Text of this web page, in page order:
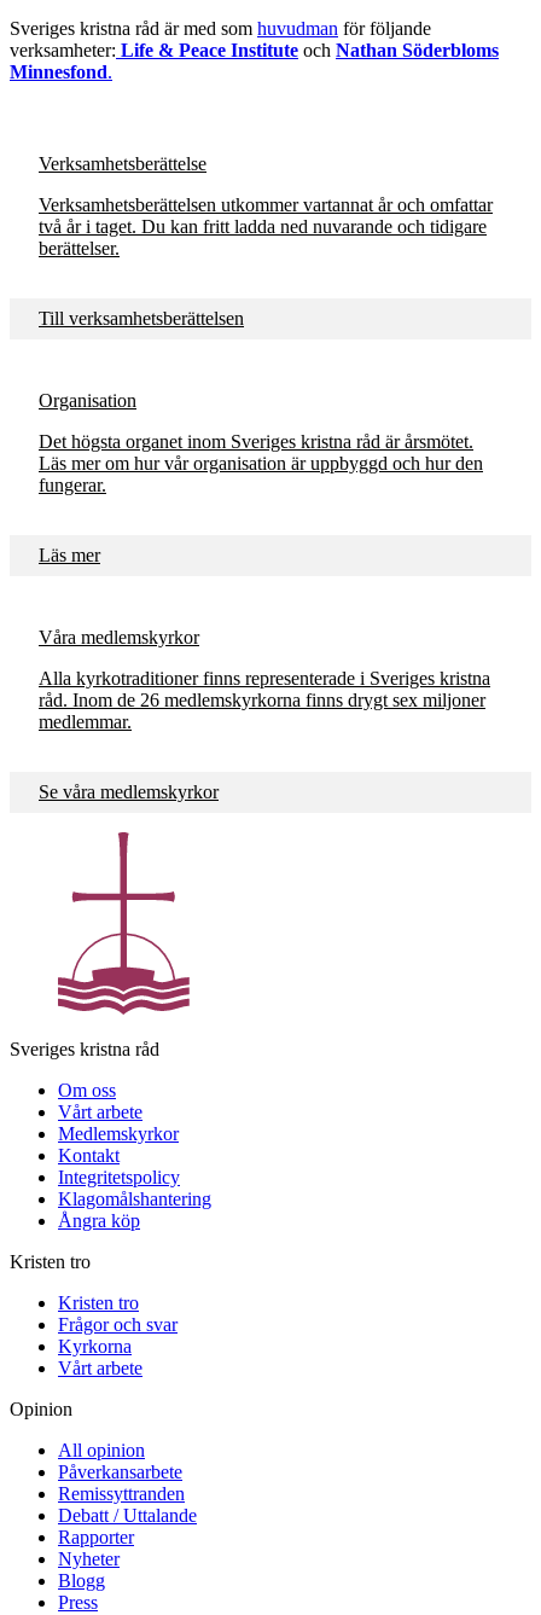
Sveriges kristna råd är med som huvudman för följande
verksamheter: Life & Peace Institute och Nathan Söderbloms
Minnesfond.
Verksamhetsberättelse
Verksamhetsberättelsen utkommer vartannat år och omfattar
två år i taget. Du kan fritt ladda ned nuvarande och tidigare
berättelser.
Till verksamhetsberättelsen
Organisation
Det högsta organet inom Sveriges kristna råd är årsmötet.
Läs mer om hur vår organisation är uppbyggd och hur den
fungerar.
Läs mer
Våra medlemskyrkor
Alla kyrkotraditioner finns representerade i Sveriges kristna
råd. Inom de 26 medlemskyrkorna finns drygt sex miljoner
medlemmar.
Se våra medlemskyrkor
Sveriges kristna råd
Om oss
Vårt arbete
Medlemskyrkor
Kontakt
Integritetspolicy
Klagomålshantering
Ångra köp
Kristen tro
Kristen tro
Frågor och svar
Kyrkorna
Vårt arbete
Opinion
All opinion
Påverkansarbete
Remissyttranden
Debatt / Uttalande
Rapporter
Nyheter
Blogg
Press